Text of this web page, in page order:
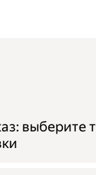
выберите